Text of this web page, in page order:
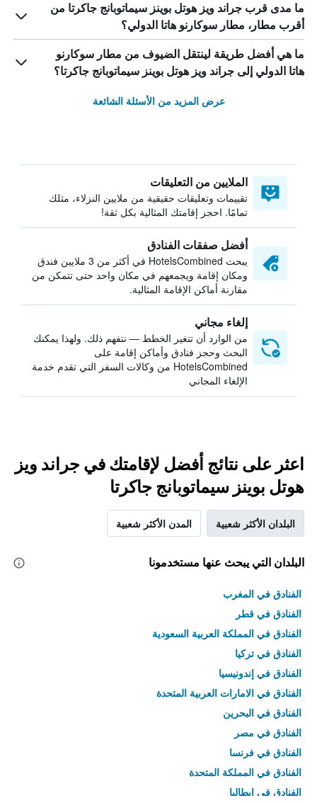
ما مدى قرب جراند ويز هوتل بوينز سيماتوبانج جاكرتا من
أقرب مطار، مطار سوكارنو هاتا الدولي؟
ما هي أفضل طريقة لينتقل الضيوف من مطار سوكارنو
هاتا الدولي إلى جراند ويز هوتل بوينز سيماتوبانج جاكرتا؟
عرض المزيد من الأسئلة الشائعة
الملايين من التعليقات
تقييمات وتعليقات حقيقية من ملايين النزلاء، مثلك
تمامًا. احجز إقامتك المثالية بكل ثقة!
أفضل صفقات الفنادق
يبحث HotelsCombined في أكثر من 3 ملايين فندق
ومكان إقامة ويجمعهم في مكان واحد حتى تتمكن من
مقارنة أماكن الإقامة المثالية.
إلغاء مجاني
من الوارد أن تتغير الخطط — نتفهم ذلك. ولهذا يمكنك
البحث وحجز فنادق وأماكن إقامة على
HotelsCombined من وكالات السفر التي تقدم خدمة
الإلغاء المجاني
اعثر على نتائج أفضل لإقامتك في جراند ويز
هوتل بوينز سيماتوبانج جاكرتا
البلدان الأكثر شعبية المدن الأكثر شعبية
البلدان التي يبحث عنها مستخدمونا
الفنادق في المغرب
الفنادق في قطر
الفنادق في المملكة العربية السعودية
الفنادق في تركيا
الفنادق في إندونيسيا
الفنادق في الامارات العربية المتحدة
الفنادق في البحرين
الفنادق في مصر
الفنادق في فرنسا
الفنادق في المملكة المتحدة
الفنادق في إيطاليا